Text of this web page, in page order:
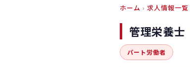
ホーム › 求人情報一覧
管理栄養士
パート労働者